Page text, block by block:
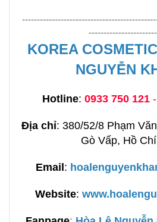
KOREA
NGUYỄN
Hotline: 0933 750 121-
Địa chỉ: 380/52/8 Phạm
Gò Vấp, Hồ
Email:
Website: